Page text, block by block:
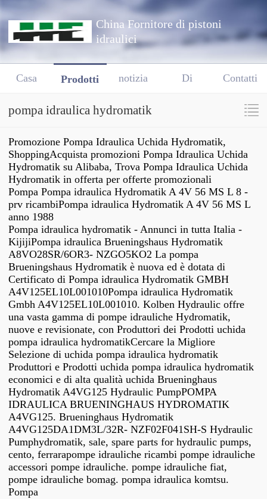
China Fornitore di pistoni
idraulici
Casa Prodotti notizia Di Contatti
pompa idraulica hydromatik
Promozione Pompa Idraulica Uchida Hydromatik,
ShoppingAcquista promozioni Pompa Idraulica Uchida
Hydromatik su Alibaba, Trova Pompa Idraulica Uchida
Hydromatik in offerta per offerte promozionali
Pompa Pompa idraulica Hydromatik A 4V 56 MS L 8 -
prv ricambiPompa idraulica Hydromatik A 4V 56 MS L
anno 1988
Pompa idraulica hydromatik - Annunci in tutta Italia -
KijijiPompa idraulica Brueningshaus Hydromatik
A8VO28SR/6OR3- NZGO5KO2 La pompa
Brueningshaus Hydromatik è nuova ed è dotata di
Certificato di Pompa idraulica Hydromatik GMBH
A4V125EL10L001010Pompa idraulica Hydromatik
Gmbh A4V125EL10L001010. Kolben Hydraulic offre
una vasta gamma di pompe idrauliche Hydromatik,
nuove e revisionate, con Produttori dei Prodotti uchida
pompa idraulica hydromatikCercare la Migliore
Selezione di uchida pompa idraulica hydromatik
Produttori e Prodotti uchida pompa idraulica hydromatik
economici e di alta qualità uchida Brueninghaus
Hydromatik A4VG125 Hydraulic PumpPOMPA
IDRAULICA BRUENINGHAUS HYDROMATIK
A4VG125. Brueninghaus Hydromatik
A4VG125DA1DM3L/32R- NZF02F041SH-S Hydraulic
Pumphydromatik, sale, spare parts for hydraulic pumps,
cento, ferrarapompe idrauliche ricambi pompe idrauliche
accessori pompe idrauliche. pompe idrauliche fiat,
pompe idrauliche bomag. pompa idraulica komtsu.
Pompa